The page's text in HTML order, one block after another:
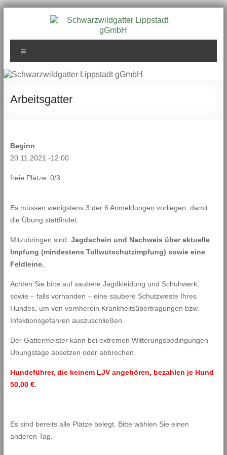
Schwarzwildgatter
Lippstadt gGmbH
Arbeitsgatter
Beginn
20.11.2021 -12:00
freie Plätze: 0/3
Es müssen wenigstens 3 der 6 Anmeldungen vorliegen, damit
die Übung stattfindet.
Mitzubringen sind: Jagdschein und Nachweis über aktuelle
Impfung (mindestens Tollwutschutzimpfung) sowie eine
Feldleine.
Achten Sie bitte auf saubere Jagdkleidung und Schuhwerk,
sowie – falls vorhanden – eine saubere Schutzweste Ihres
Hundes, um von vornherein Krankheitsübertragungen bzw.
Infektionsgefahren auszuschließen.
Der Gattermeister kann bei extremen Witterungsbedingungen
Übungstage absetzen oder abbrechen.
Hundeführer, die keinem LJV angehören, bezahlen je Hund
50,00 €.
Es sind bereits alle Plätze belegt. Bitte wählen Sie einen
anderen Tag.